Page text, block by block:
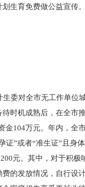
生育免费做公益宣传
委对全市无工作单位
时机成熟后，在全市
金104万元。年内，全
证”或者“准生证”且身
元。其中，对于积
的发放情况，自行设